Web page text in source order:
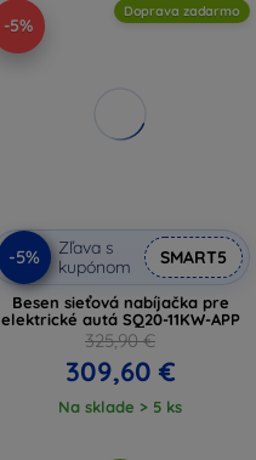
-5%
Doprava zadarmo
-5%
Zľava s
kupónom
SMART5
Besen sieťová nabíjačka pre
elektrické autá SQ20-11KW-APP
325,90 €
309,60 €
Na sklade > 5 ks